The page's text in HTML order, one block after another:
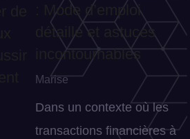
: Mode d’emploi
détaillé et astuces
incontournables
Marise
Dans un contexte où les
transactions financières à